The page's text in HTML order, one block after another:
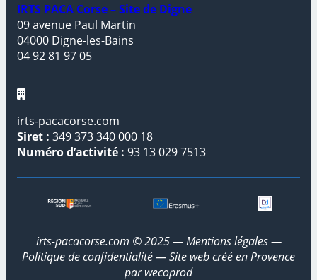
IRTS PACA Corse – Site de Digne
09 avenue Paul Martin
04000 Digne-les-Bains
04 92 81 97 05
irts-pacacorse.com
Siret : 349 373 340 000 18
Numéro d’activité : 93 13 029 7513
irts-pacacorse.com © 2025 — Mentions légales—
Politique de confidentialité— Site web créé en Provence
parwecoprod